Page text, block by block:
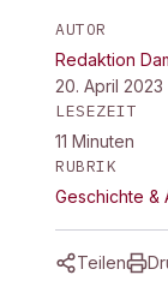
AUTOR
Redaktion
20. April 2023
LESEZEIT
11 Minuten
RUBRIK
Geschichte &
Teilen